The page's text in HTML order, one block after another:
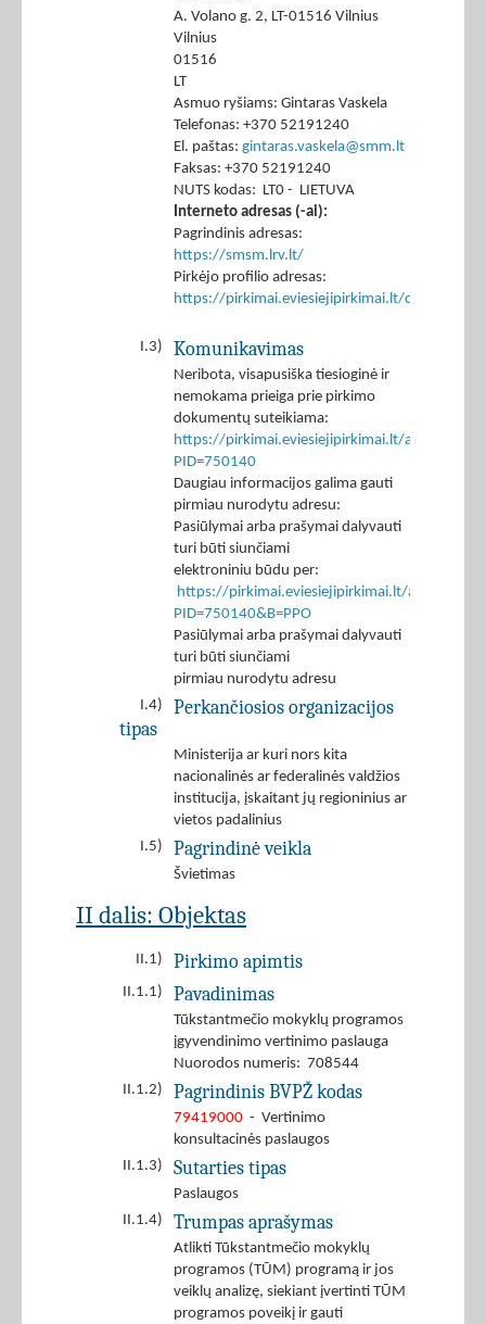
A. Volano g. 2, LT-01516 Vilnius
Vilnius
01516
LT
Asmuo ryšiams: Gintaras Vaskela
Telefonas: +370 52191240
El. paštas: gintaras.vaskela@smm.lt
Faksas: +370 52191240
NUTS kodas: LT0 - LIETUVA
Interneto adresas (-ai):
Pagrindinis adresas:
https://smsm.lrv.lt/
Pirkėjo profilio adresas:
https://pirkimai.eviesiejipirkimai.lt/ctm/
I.3) Komunikavimas
Neribota, visapusiška tiesioginė ir
nemokama prieiga prie pirkimo
dokumentų suteikiama:
https://pirkimai.eviesiejipirkimai.lt/app/rfq/
PID=750140
Daugiau informacijos galima gauti
pirmiau nurodytu adresu:
Pasiūlymai arba prašymai dalyvauti
turi būti siunčiami
elektroniniu būdu per:
https://pirkimai.eviesiejipirkimai.lt/app/rfq/
PID=750140&B=PPO
Pasiūlymai arba prašymai dalyvauti
turi būti siunčiami
pirmiau nurodytu adresu
I.4)
Perkančiosios organizacijos
tipas
Ministerija ar kuri nors kita
nacionalinės ar federalinės valdžios
institucija, įskaitant jų regioninius ar
vietos padalinius
I.5)
Pagrindinė veikla
Švietimas
II dalis: Objektas
II.1) Pirkimo apimtis
II.1.1) Pavadinimas
Tūkstantmečio mokyklų programos
įgyvendinimo vertinimo paslauga
Nuorodos numeris: 708544
II.1.2)
Pagrindinis BVPŽ kodas
79419000 - Vertinimo
konsultacinės paslaugos
II.1.3)
Sutarties tipas
Paslaugos
II.1.4)
Trumpas aprašymas
Atlikti Tūkstantmečio mokyklų
programos (TŪM) programą ir jos
veiklų analizę, siekiant įvertinti TŪM
programos poveikį ir gauti